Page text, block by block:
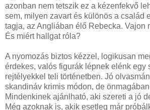
azonban nem tetszik ez a kézenfekvő
sem, milyen zavart és különös a család
tagja, az Angliában élő Rebecka. Vajon
És miért hallgat róla?
A nyomozás biztos kézzel, logikusan
érdekes, valós figurák lépnek elénk egy
rejtélyekkel teli történetben. Jó
skandináv krimis módon, de
Mindenkinek ajánlható, aki szereti a jó
Még azoknak is, akik esetleg már